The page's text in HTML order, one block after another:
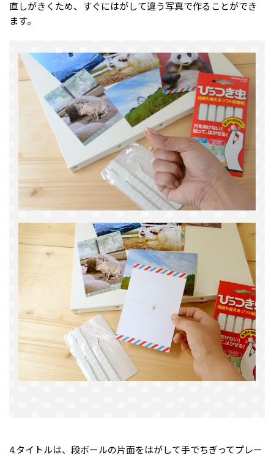
直しがきくため、すぐにはがして違う写真で作ることができ
ます。
4.タイトルは、段ボールの片面をはがして手でちぎってプレー